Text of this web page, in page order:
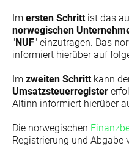
Im ersten Schritt ist das
norwegischen
"NUF" einzutragen. Das
informiert hierüber auf
Im zweiten Schritt kann
Umsatzsteuerregister
Altinn informiert hierüber
Die norwegischen
Registrierung und Abgabe